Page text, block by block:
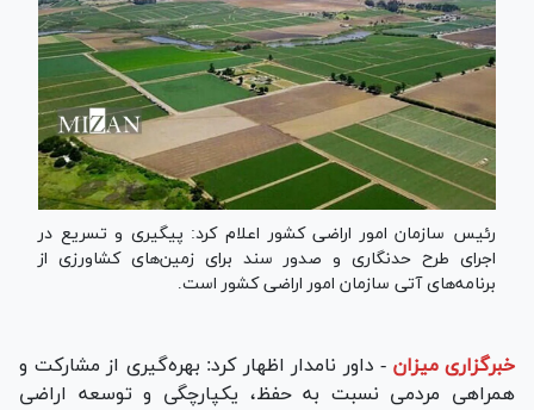
رئیس سازمان امور اراضی کشور اعلام کرد: پیگیری و تسریع در
اجرای طرح حدنگاری و صدور سند برای زمین‌های کشاورزی از
برنامه‌های آتی سازمان امور اراضی کشور است.
خبرگزاری میزان - داور نامدار اظهار کرد: بهره‌گیری از مشارکت و
همراهی مردمی نسبت به حفظ، یکپارچگی و توسعه اراضی